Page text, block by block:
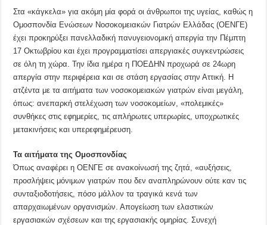
Στα «κάγκελα» για ακόμη μία φορά οι άνθρωποι της υγείας, καθώς η
Ομοσπονδία Ενώσεων Νοσοκομειακών Γιατρών Ελλάδας (ΟΕΝΓΕ)
έχει προκηρύξει πανελλαδική πανυγειονομική απεργία την Πέμπτη
17 Οκτωβρίου και έχει προγραμματίσει απεργιακές συγκεντρώσεις
σε όλη τη χώρα. Την ίδια ημέρα η ΠΟΕΔΗΝ προχωρά σε 24ωρη
απεργία στην περιφέρεια και σε στάση εργασίας στην Αττική. Η
ατζέντα με τα αιτήματα των νοσοκομειακών γιατρών είναι μεγάλη,
όπως: ανεπαρκή στελέχωση των νοσοκομείων, «πολεμικές»
συνθήκες στις εφημερίες, τις απλήρωτες υπερωρίες, υποχρωτικές
μετακινήσεις και υπερεφημέρευση.
Τα αιτήματα της Ομοσπονδίας
Όπως αναφέρει η ΟΕΝΓΕ σε ανακοίνωσή της ζητά, «αυξήσεις,
προσλήψεις μόνιμων γιατρών που δεν αναπληρώνουν ούτε καν τις
συνταξιοδοτήσεις, πόσο μάλλον τα τραγικά κενά των
απαρχαιωμένων οργανισμών. Απογείωση των ελαστικών
εργασιακών σχέσεων και της εργασιακής ομηρίας. Συνεχή